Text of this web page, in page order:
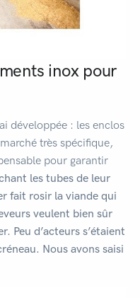
inox pour
développée : les enclos
très spécifique,
pour garantir
les tubes de leur
fait rosir la viande qui
veulent bien sûr
Peu d’acteurs s’étaient
Nous avons saisi